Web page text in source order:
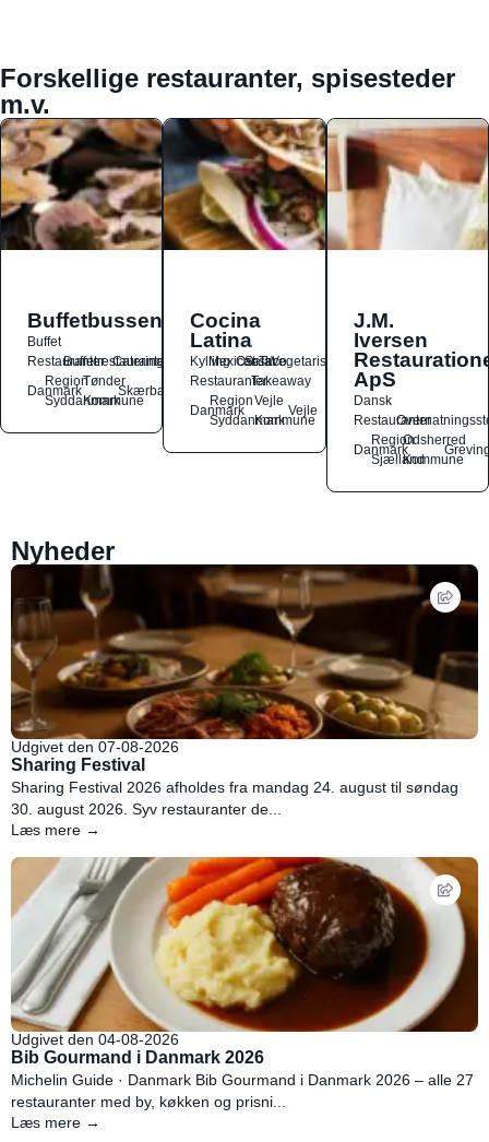
Forskellige restauranter, spisesteder
m.v.
Buffetbussen
Buffet
Restauranter
Buffetrestauranter
Catering
Danmark
Region
Syddanmark
Tønder
Kommune
Skærbæk
Cocina
Latina
Kylling
Mexicansk
OstSalat
TacoVegetarisk
RestauranterTakeaway
Danmark
Region
Syddanmark
Vejle
Kommune
Vejle
J.M.
Iversen
ApS
Dansk
Restauranter
Danmark
Region
Sjælland
Odsherred
Kommune
Nyheder
Udgivet den 07-08-2026
Sharing Festival
Sharing Festival 2026 afholdes fra mandag 24. august til søndag
30. august 2026. Syv restauranter de...
Læs mere →
Udgivet den 04-08-2026
Bib Gourmand i Danmark 2026
Michelin Guide · Danmark Bib Gourmand i Danmark 2026 – alle 27
restauranter med by, køkken og prisni...
Læs mere →